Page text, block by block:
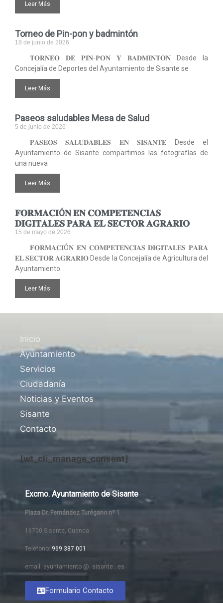
Leer Más
Torneo de Pin-pon y badmintón
18 de junio de 2026
𝐓𝐎𝐑𝐍𝐄𝐎 𝐃𝐄 𝐏𝐈𝐍-𝐏𝐎𝐍 𝐘 𝐁𝐀𝐃𝐌𝐈𝐍𝐓𝐎́𝐍 Desde la
Concejalía de Deportes del Ayuntamiento de Sisante se
Leer Más
Paseos saludables Mesa de Salud
5 de junio de 2026
𝐏𝐀𝐒𝐄𝐎𝐒 𝐒𝐀𝐋𝐔𝐃𝐀𝐁𝐋𝐄𝐒 𝐄𝐍 𝐒𝐈𝐒𝐀𝐍𝐓𝐄 Desde el
Ayuntamiento de Sisante compartimos las fotografías de
una nueva
Leer Más
𝐅𝐎𝐑𝐌𝐀𝐂𝐈Ó𝐍 𝐄𝐍 𝐂𝐎𝐌𝐏𝐄𝐓𝐄𝐍𝐂𝐈𝐀𝐒
𝐃𝐈𝐆𝐈𝐓𝐀𝐋𝐄𝐒 𝐏𝐀𝐑𝐀 𝐄𝐋 𝐒𝐄𝐂𝐓𝐎𝐑 𝐀𝐆𝐑𝐀𝐑𝐈𝐎
15 de mayo de 2026
𝐅𝐎𝐑𝐌𝐀𝐂𝐈Ó𝐍 𝐄𝐍 𝐂𝐎𝐌𝐏𝐄𝐓𝐄𝐍𝐂𝐈𝐀𝐒 𝐃𝐈𝐆𝐈𝐓𝐀𝐋𝐄𝐒 𝐏𝐀𝐑𝐀
𝐄𝐋 𝐒𝐄𝐂𝐓𝐎𝐑 𝐀𝐆𝐑𝐀𝐑𝐈𝐎 Desde la Concejalía de Agricultura del
Ayuntamiento
Leer Más
Inicio
Ayuntamiento
Servicios
Ciudadanía
Noticias y Eventos
Sisante
Contacto
[wt_cli_manage_consent]
Excmo. Ayuntamiento de Sisante
Plaza Dr. Fernández Turégano nº 1
16700 Sisante, Cuenca
Teléfono: 969 387 001
email: ayuntamiento @ sisante . es
Formulario Contacto